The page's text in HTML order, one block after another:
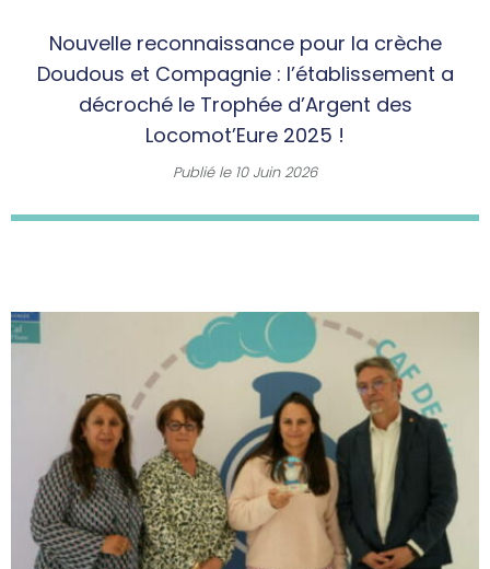
Nouvelle reconnaissance pour la crèche
Doudous et Compagnie : l’établissement a
décroché le Trophée d’Argent des
Locomot’Eure 2025 !
Publié le 10 Juin 2026